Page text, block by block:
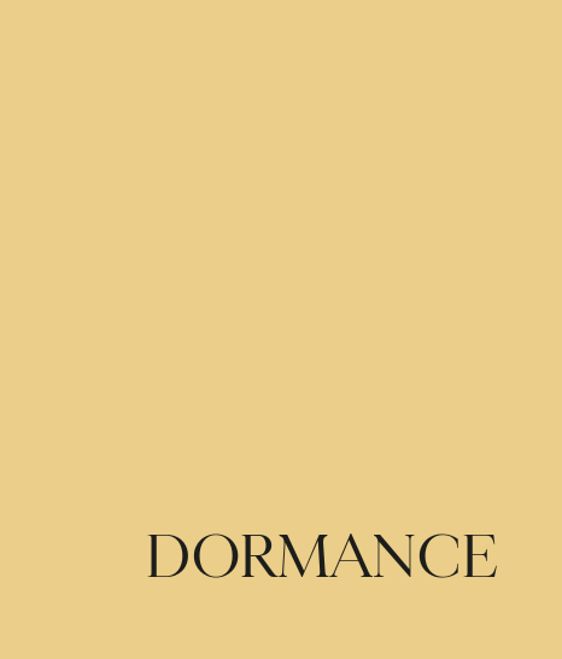
DORMANCE